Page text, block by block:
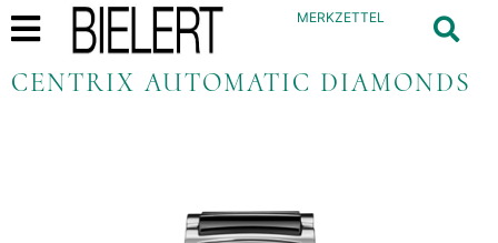
MERKZETTEL
CENTRIX AUTOMATIC DIAMONDS